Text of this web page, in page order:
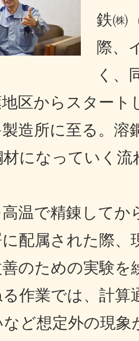
鉄㈱
際、
く、
区からスタート
造所に至る。溶
になっていく
温で精錬してか
配属された際、
のための実験
作業では、計
ど想定外の現